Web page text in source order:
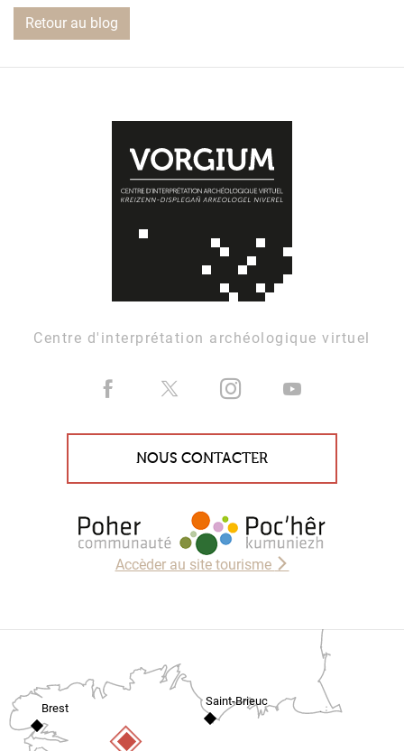
Retour au blog
Centre d'interprétation archéologique virtuel
NOUS CONTACTER
Accèder au site tourisme
Brest
Saint-Brieuc